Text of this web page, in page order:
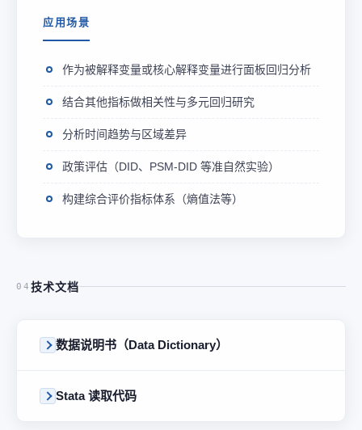
应用场景
作为被解释变量或核心解释变量进行面板回归分析
结合其他指标做相关性与多元回归研究
分析时间趋势与区域差异
政策评估（DID、PSM-DID 等准自然实验）
构建综合评价指标体系（熵值法等）
04 技术文档
数据说明书（Data Dictionary）
Stata 读取代码